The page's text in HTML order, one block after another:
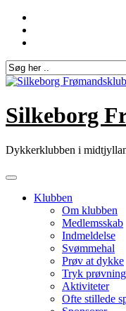
Skip
content
Silkeborg
Dykkerklubben i
Klubben
Om klubben
Medlemsskab
Indmeldelse
Svømmehal
Prøv at dykke
Tryk prøvning
Aktiviteter
Ofte stillede